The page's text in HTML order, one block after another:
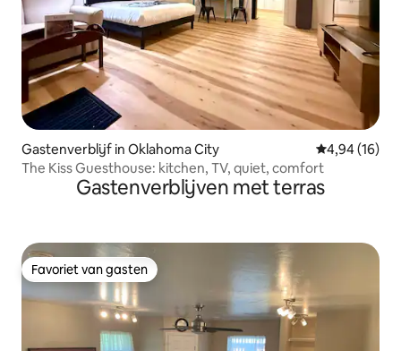
Gastenverblijf in Oklahoma City Gemiddelde
4,94 (16)
The Kiss Guesthouse: kitchen, TV, quiet, comfort
Gastenverblijven met terras
Favoriet van gasten
Favoriet van gasten